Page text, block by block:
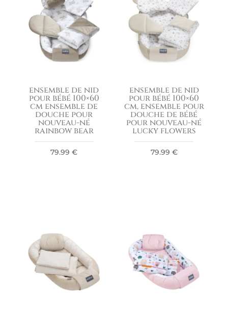
ensemble de nid
pour bébé 100×60
cm ensemble de
douche pour
nouveau-né
rainbow bear
79.99€
ensemble de nid
pour bébé 100×60
cm, ensemble pour
douche de bébé
pour nouveau-né
lucky flowers
79.99 €